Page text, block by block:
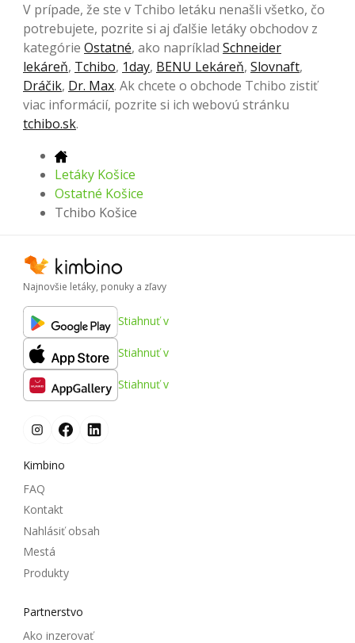
V prípade, že ste v Tchibo letáku nenašli všetko, čo
potrebujete, pozrite si aj ďalšie letáky obchodov z
kategórie Ostatné, ako napríklad Schneider
lekáreň, Tchibo, 1day, BENU Lekáreň, Slovnaft,
Dráčik, Dr. Max. Ak chcete o obchode Tchibo zistiť
viac informácií, pozrite si ich webovú stránku
tchibo.sk.
Letáky Košice
Ostatné Košice
Tchibo Košice
Najnovšie letáky, ponuky a zľavy
Stiahnuť v
Stiahnuť v
Stiahnuť v
Kimbino
FAQ
Kontakt
Nahlásiť obsah
Mestá
Produkty
Partnerstvo
Ako inzerovať